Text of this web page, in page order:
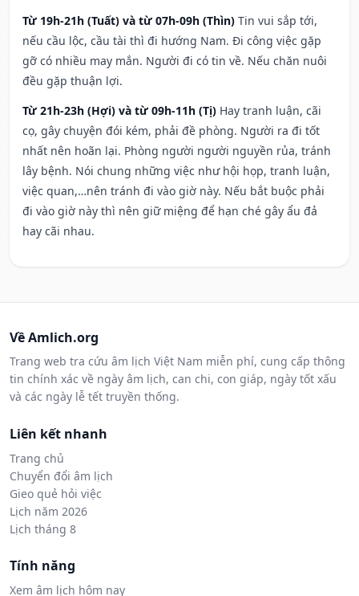
Từ 19h-21h (Tuất) và từ 07h-09h (Thìn) Tin vui sắp tới,
nếu cầu lộc, cầu tài thì đi hướng Nam. Đi công việc gặp
gỡ có nhiều may mắn. Người đi có tin về. Nếu chăn nuôi
đều gặp thuận lợi.
Từ 21h-23h (Hợi) và từ 09h-11h (Tị) Hay tranh luận, cãi
cọ, gây chuyện đói kém, phải đề phòng. Người ra đi tốt
nhất nên hoãn lại. Phòng người người nguyền rủa, tránh
lây bệnh. Nói chung những việc như hội họp, tranh luận,
việc quan,…nên tránh đi vào giờ này. Nếu bắt buộc phải
đi vào giờ này thì nên giữ miệng để hạn ché gây ẩu đả
hay cãi nhau.
Về Amlich.org
Trang web tra cứu âm lịch Việt Nam miễn phí, cung cấp thông
tin chính xác về ngày âm lịch, can chi, con giáp, ngày tốt xấu
và các ngày lễ tết truyền thống.
Liên kết nhanh
Trang chủ
Chuyển đổi âm lịch
Gieo quẻ hỏi việc
Lịch năm 2026
Lịch tháng 8
Tính năng
Xem âm lịch hôm nay